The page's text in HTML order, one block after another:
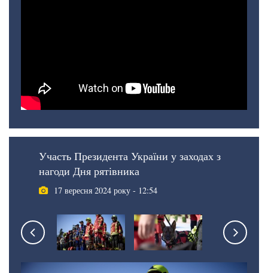
Участь Президента України у заходах з
нагоди Дня рятівника
17 вересня 2024 року - 12:54